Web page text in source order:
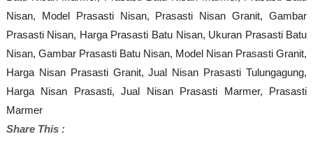
Nisan,
Model Prasasti Nisan, Prasasti Nisan Granit, Gambar
Prasasti Nisan, Harga Prasasti Batu Nisan, Ukuran Prasasti Batu
Nisan, Gambar Prasasti Batu Nisan, Model Nisan Prasasti Granit,
Harga Nisan Prasasti Granit, Jual Nisan Prasasti Tulungagung,
Harga Nisan Prasasti,
Jual Nisan Prasasti Marmer,
Prasasti
Marmer
Share This :